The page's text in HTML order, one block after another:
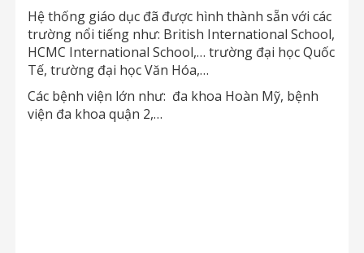
Hệ thống giáo dục đã được hình thành sẵn với các
trường nổi tiếng như: British International School,
HCMC International School,… trường đại học Quốc
Tế, trường đại học Văn Hóa,…
Các bệnh viện lớn như: đa khoa Hoàn Mỹ, bệnh
viện đa khoa quận 2,…